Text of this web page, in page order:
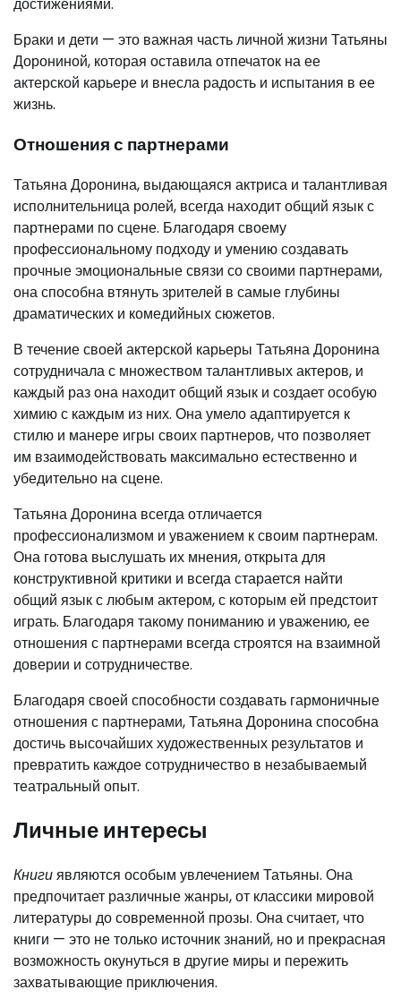
Браки и дети — это важная часть личной жизни Татьяны
Дорониной, которая оставила отпечаток на ее
актерской карьере и внесла радость и испытания в ее
жизнь.
Отношения с партнерами
Татьяна Доронина, выдающаяся актриса и талантливая
исполнительница ролей, всегда находит общий язык с
партнерами по сцене. Благодаря своему
профессиональному подходу и умению создавать
прочные эмоциональные связи со своими партнерами,
она способна втянуть зрителей в самые глубины
драматических и комедийных сюжетов.
В течение своей актерской карьеры Татьяна Доронина
сотрудничала с множеством талантливых актеров, и
каждый раз она находит общий язык и создает особую
химию с каждым из них. Она умело адаптируется к
стилю и манере игры своих партнеров, что позволяет
им взаимодействовать максимально естественно и
убедительно на сцене.
Татьяна Доронина всегда отличается
профессионализмом и уважением к своим партнерам.
Она готова выслушать их мнения, открыта для
конструктивной критики и всегда старается найти
общий язык с любым актером, с которым ей предстоит
играть. Благодаря такому пониманию и уважению, ее
отношения с партнерами всегда строятся на взаимной
доверии и сотрудничестве.
Благодаря своей способности создавать гармоничные
отношения с партнерами, Татьяна Доронина способна
достичь высочайших художественных результатов и
превратить каждое сотрудничество в незабываемый
театральный опыт.
Личные интересы
Книгиявляются особым увлечением Татьяны. Она
предпочитает различные жанры, от классики мировой
литературы до современной прозы. Она считает, что
книги — это не только источник знаний, но и прекрасная
возможность окунуться в другие миры и пережить
захватывающие приключения.